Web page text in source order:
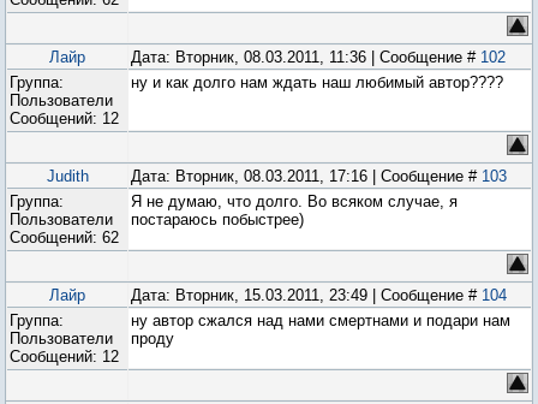
Лайр Дата: Вторник, 08.03.2011, 11:36 | Сообщение # 102
Группа:
Пользователи
Сообщений: 12
ну и как долго нам ждать наш любимый автор????
Judith Дата: Вторник, 08.03.2011, 17:16 | Сообщение # 103
Группа:
Пользователи
Сообщений: 62
Я не думаю, что долго. Во всяком случае, я
постараюсь побыстрее)
Лайр Дата: Вторник, 15.03.2011, 23:49 | Сообщение # 104
Группа:
Пользователи
Сообщений: 12
ну автор сжался над нами смертнами и подари нам
проду